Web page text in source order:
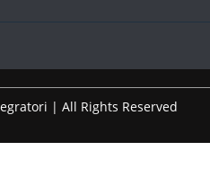
| All Rights Reserved